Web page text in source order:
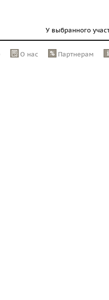
У выбранного
О нас Партнерам